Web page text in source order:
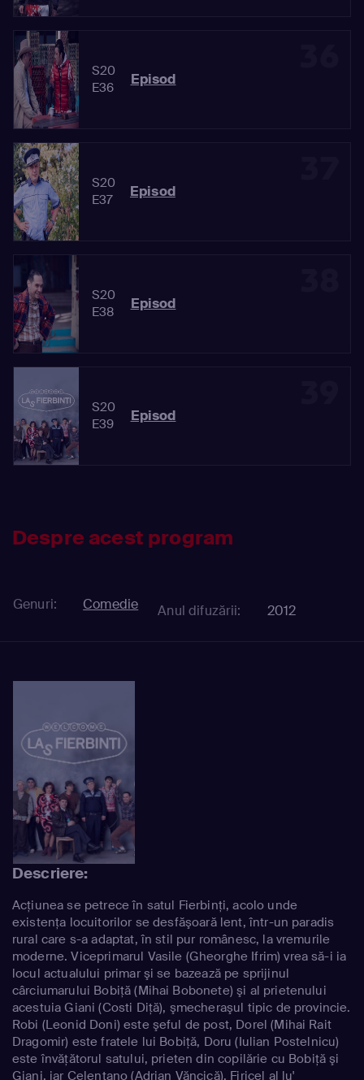
S20
E36
Episod
S20
E37
Episod
S20
E38
Episod
S20
E39
Episod
Despre acest program
Genuri: Comedie Anul difuzării: 2012
Descriere:
Acţiunea se petrece în satul Fierbinţi, acolo unde
existenţa locuitorilor se desfăşoară lent, într-un paradis
rural care s-a adaptat, în stil pur românesc, la vremurile
moderne. Viceprimarul Vasile (Gheorghe Ifrim) vrea să-i ia
locul actualului primar şi se bazează pe sprijinul
cârciumarului Bobiţă (Mihai Bobonete) şi al prietenului
acestuia Giani (Costi Diţă), şmecheraşul tipic de provincie.
Robi (Leonid Doni) este şeful de post, Dorel (Mihai Rait
Dragomir) este fratele lui Bobiţă, Doru (Iulian Postelnicu)
este învăţătorul satului, prieten din copilărie cu Bobiţă şi
Giani, iar Celentano (Adrian Văncică), Firicel al lu'